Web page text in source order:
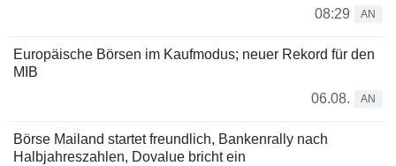
08:29 AN
Europäische Börsen im Kaufmodus; neuer Rekord für den
MIB
06.08.
AN
Börse Mailand startet freundlich, Bankenrally nach
Halbjahreszahlen, Dovalue bricht ein